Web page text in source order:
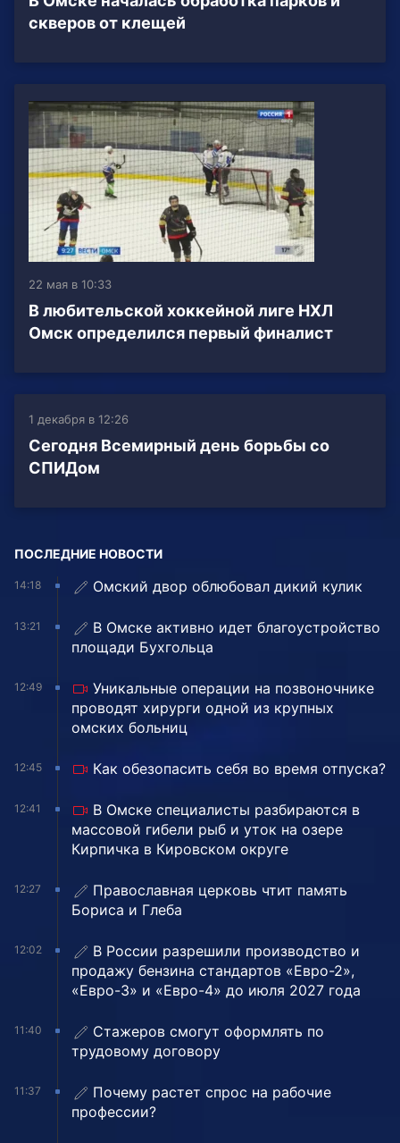
скверов от клещей
22 мая в 10:33
В любительской хоккейной лиге НХЛ
Омск определился первый финалист
1 декабря в 12:26
Сегодня Всемирный день борьбы со
СПИДом
ПОСЛЕДНИЕ НОВОСТИ
14:18 Омский двор облюбовал дикий кулик
13:21
В Омске активно идет благоустройство
площади Бухгольца
12:49
Уникальные операции на позвоночнике
проводят хирурги одной из крупных
омских больниц
12:45 Как обезопасить себя во время отпуска?
12:41
В Омске специалисты разбираются в
массовой гибели рыб и уток на озере
Кирпичка в Кировском округе
12:27
Православная церковь чтит память
Бориса и Глеба
12:02
В России разрешили производство и
продажу бензина стандартов «Евро-2»,
«Евро-3» и «Евро-4» до июля 2027 года
11:40
Стажеров смогут оформлять по
трудовому договору
11:37
Почему растет спрос на рабочие
профессии?